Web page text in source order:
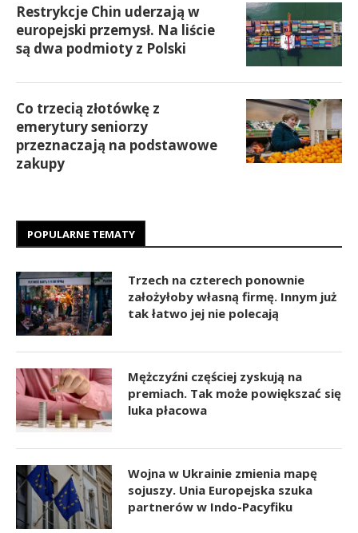
Restrykcje Chin uderzają w
europejski przemysł. Na liście
są dwa podmioty z Polski
Co trzecią złotówkę z
emerytury seniorzy
przeznaczają na podstawowe
zakupy
POPULARNE TEMATY
Trzech na czterech ponownie
założyłoby własną firmę. Innym już
tak łatwo jej nie polecają
Mężczyźni częściej zyskują na
premiach. Tak może powiększać się
luka płacowa
Wojna w Ukrainie zmienia mapę
sojuszy. Unia Europejska szuka
partnerów w Indo-Pacyfiku